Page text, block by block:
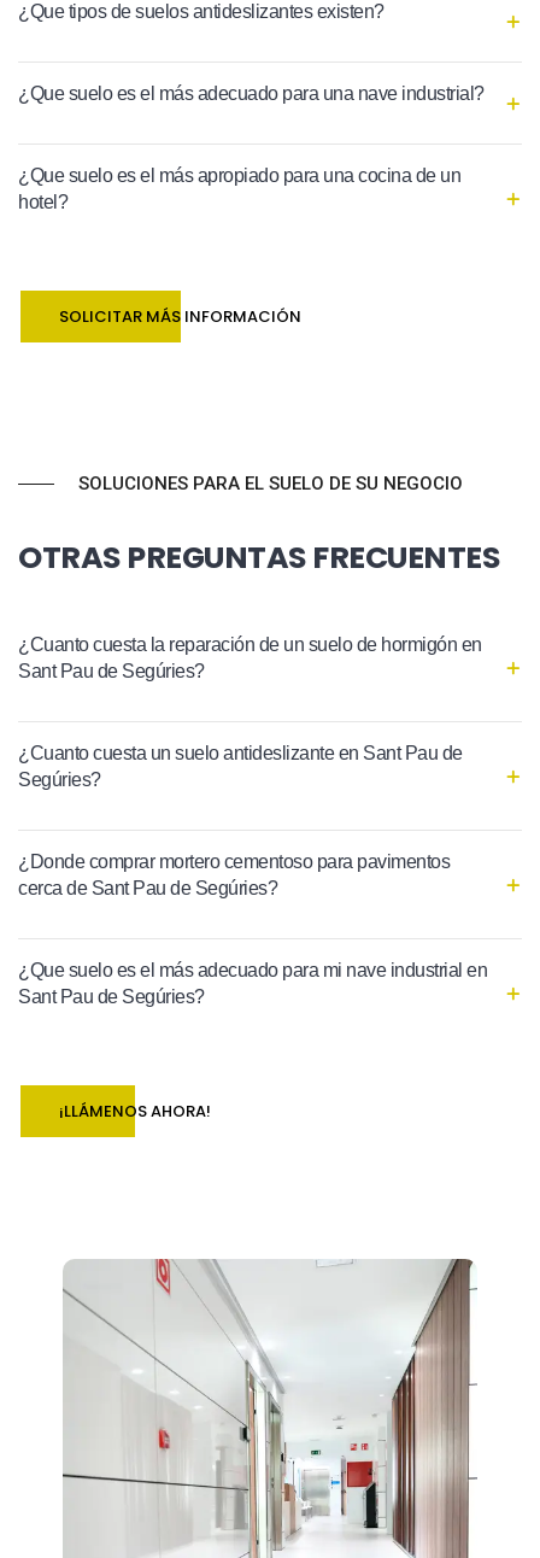
¿Que tipos de suelos antideslizantes existen?
¿Que suelo es el más adecuado para una nave industrial?
¿Que suelo es el más apropiado para una cocina de un
hotel?
SOLICITAR MÁS INFORMACIÓN
SOLUCIONES PARA EL SUELO DE SU NEGOCIO
OTRAS PREGUNTAS FRECUENTES
¿Cuanto cuesta la reparación de un suelo de hormigón en
Sant Pau de Segúries?
¿Cuanto cuesta un suelo antideslizante en Sant Pau de
Segúries?
¿Donde comprar mortero cementoso para pavimentos
cerca de Sant Pau de Segúries?
¿Que suelo es el más adecuado para mi nave industrial en
Sant Pau de Segúries?
¡LLÁMENOS AHORA!